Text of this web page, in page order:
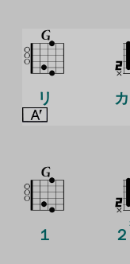
リ カ
１ ２